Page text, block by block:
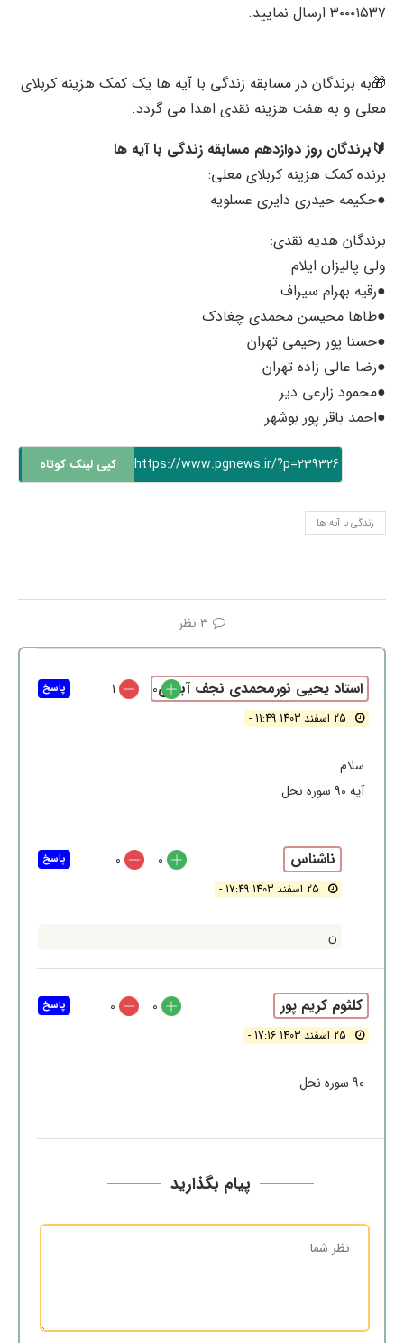
۳۰۰۰۱۵۳۷ ارسال نمایید.
🎁به برندگان در مسابقه زندگی با آیه ها یک کمک هزینه کربلای
معلی و به هفت هزینه نقدی اهدا می گردد.
🔰برندگان روز دوازدهم مسابقه زندگی با آیه ها
برنده کمک هزینه کربلای معلی:
●حکیمه حیدری دایری عسلویه
برندگان هدیه نقدی:
ولی پالیزان ایلام
●رقیه بهرام سیراف
●طاها محیسن محمدی چغادک
●حسنا پور رحیمی تهران
●رضا عالی زاده تهران
●محمود زارعی دیر
●احمد باقر پور بوشهر
https://www.pgnews.ir/?p=239326 کپی لینک کوتاه
زندگی با آیه‌ ها
3 نظر
استاد يحيي نورمحمدي نجف آبادي
25 اسفند 1403 11:49 -
0
1
سلام
آیه 90 سوره نحل
پاسخ
ناشناس
25 اسفند 1403 17:49 -
0
0
ن
پاسخ
کلثوم کریم پور
25 اسفند 1403 17:16 -
0
0
۹۰ سوره نحل
پاسخ
پیام بگذارید